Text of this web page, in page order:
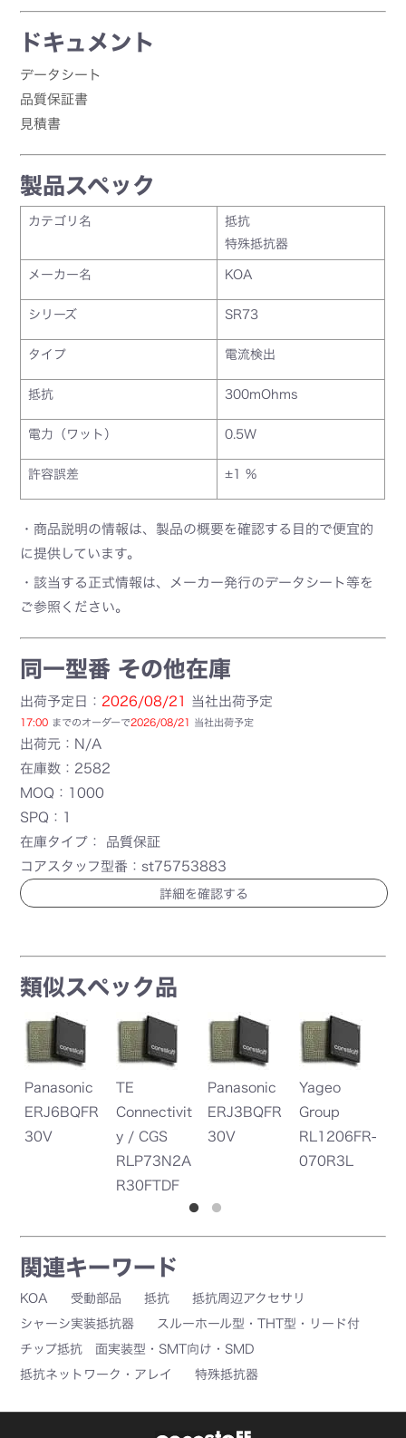
ドキュメント
データシート
品質保証書
見積書
製品スペック
カテゴリ名
抵抗
特殊抵抗器
メーカー名 KOA
シリーズ SR73
タイプ 電流検出
抵抗 300mOhms
電力（ワット） 0.5W
許容誤差 ±1 %
・商品説明の情報は、製品の概要を確認する目的で便宜的
に提供しています。
・該当する正式情報は、メーカー発行のデータシート等を
ご参照ください。
同一型番 その他在庫
出荷予定日： 2026/08/21 当社出荷予定
17:00 までのオーダーで2026/08/21 当社出荷予定
出荷元：N/A
在庫数：2582
MOQ：1000
SPQ：1
在庫タイプ： 品質保証
コアスタッフ型番：st75753883
詳細を確認する
類似スペック品
Panasonic
ERJ6BQFR
30V
TE
Connectivit
y / CGS
RLP73N2A
R30FTDF
Panasonic
ERJ3BQFR
30V
Yageo
Group
RL1206FR-
070R3L
関連キーワード
KOA 受動部品 抵抗
抵抗周辺アクセサリ
シャーシ実装抵抗器
スルーホール型・THT型・リード付
チップ抵抗 面実装型・SMT向け・SMD
抵抗ネットワーク・アレイ
特殊抵抗器